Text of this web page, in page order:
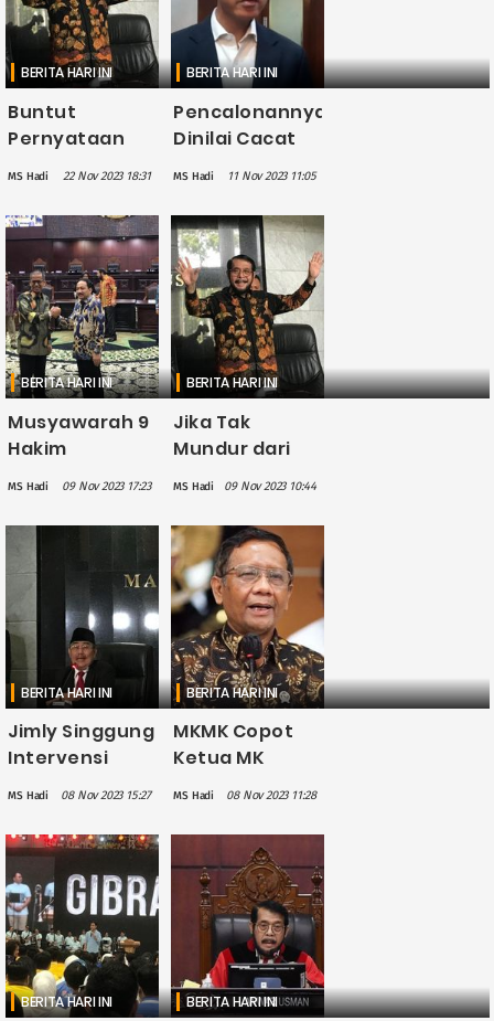
BERITA HARI INI
Buntut
Pernyataan
Fitnah Keji,
Dilaporkan
Lagi ke MKMK
MS Hadi 22 Nov 2023 18:31
BERITA HARI INI
Pencalonannya
Dinilai Cacat
Hukum, Gibran
Keputusan
MKMK
MS Hadi 11 Nov 2023 11:05
BERITA HARI INI
Musyawarah 9
Hakim
Konstitusi
Suhartoyo
Jadi Ketua MK
Gantikan
Anwar Usman
MS Hadi 09 Nov 2023 17:23
BERITA HARI INI
Jika Tak
Mundur dari
Hakim MK,
Bisa
Dipidanakan
MS Hadi 09 Nov 2023 10:44
BERITA HARI INI
Jimly Singgung
Intervensi
Pihak Luar
MK soal Batas
Usia Capres-
Cawapres,
Siapa?
MS Hadi 08 Nov 2023 15:27
BERITA HARI INI
MKMK Copot
Ketua MK
Anwar Usman,
Kembali
Bangga
Pernah Jadi
Hakim
Konstitusi
MS Hadi 08 Nov 2023 11:28
BERITA HARI INI BERITA HARI INI